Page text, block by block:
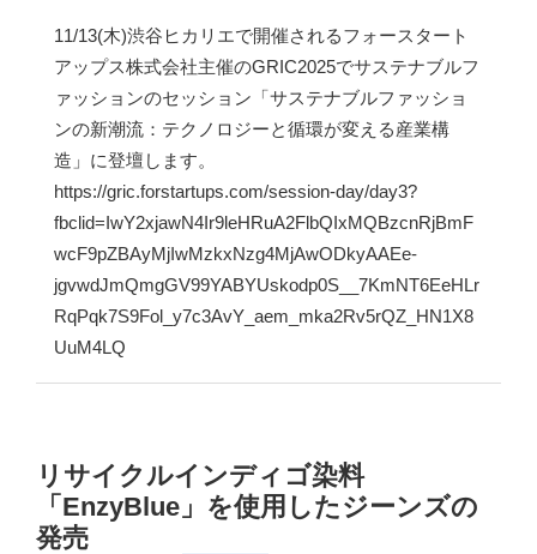
11/13(木)渋谷ヒカリエで開催されるフォースタート
アップス株式会社主催のGRIC2025でサステナブルフ
ァッションのセッション「サステナブルファッショ
ンの新潮流：テクノロジーと循環が変える産業構
造」に登壇します。
https://gric.forstartups.com/session-day/day3?
fbclid=IwY2xjawN4Ir9leHRuA2FlbQIxMQBzcnRjBmF
wcF9pZBAyMjIwMzkxNzg4MjAwODkyAAEe-
jgvwdJmQmgGV99YABYUskodp0S__7KmNT6EeHLr
RqPqk7S9Fol_y7c3AvY_aem_mka2Rv5rQZ_HN1X8
UuM4LQ
リサイクルインディゴ染料
「EnzyBlue」を使用したジーンズの
発売